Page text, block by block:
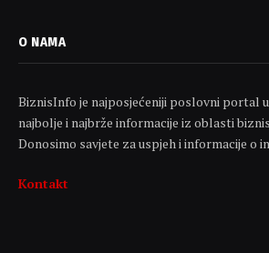
O NAMA
BiznisInfo je najposjećeniji poslovni portal
najbolje i najbrže informacije iz oblasti
Donosimo savjete za uspjeh i informacije o
Kontakt